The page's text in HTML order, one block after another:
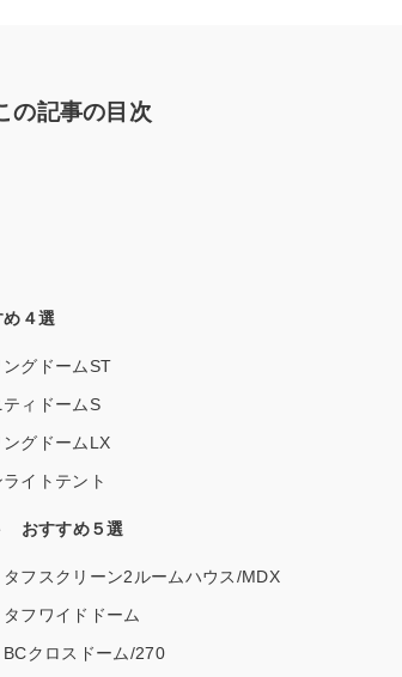
の記事の目次
４選
グドームST
ィドームS
グドームLX
イトテント
おすすめ５選
フスクリーン2ルームハウス/MDX
フワイドドーム
クロスドーム/270